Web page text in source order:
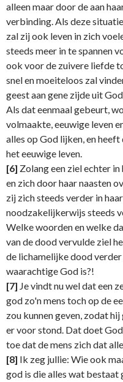
alleen maar door de aan
verbinding. Als deze
zal zij ook leven in zich
steeds meer in te spannen
ook voor de zuivere liefde
snel en moeiteloos zal
geest aan gene zijde uit
Als dat eenmaal gebeurt,
volmaakte, eeuwige leven
alles op God lijken, en
het eeuwige leven.
[6] Zolang een ziel echter
en zich door haar naasten
zij zich steeds verder in
noodzakelijkerwijs steeds
Welke woorden en welke
van de dood vervulde ziel
de lichamelijke dood
waarachtige God is?!
[7] Je vindt nu wel dat een
god zo'n mens toch op de
zou kunnen geven, zodat
er voor stond. Dat doet
toe dat de mens zich dat
[8] Ik zeg jullie: Wie ook
god is die alles wat bestaat